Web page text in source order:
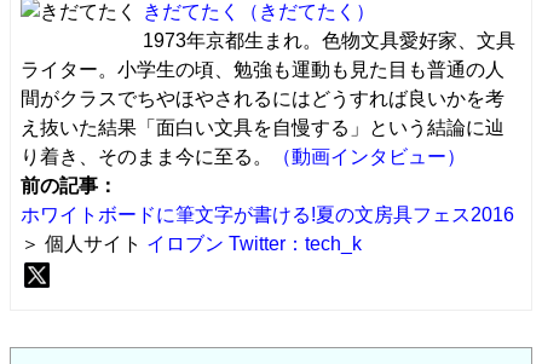
きだてたく
（きだてたく）
1973年京都生まれ。色物文具愛好家、文具
ライター。小学生の頃、勉強も運動も見た目も普通の人
間がクラスでちやほやされるにはどうすれば良いかを考
え抜いた結果「面白い文具を自慢する」という結論に辿
り着き、そのまま今に至る。
（動画インタビュー）
前の記事：
ホワイトボードに筆文字が書ける!夏の文房具フェス2016
＞ 個人サイト イロブン Twitter：tech_k